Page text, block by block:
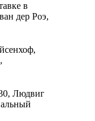
в
дер Роэ,
Людвиг